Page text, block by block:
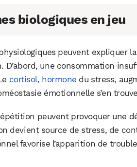
biologiques en jeu
peuvent expliquer
D’abord, une consommation
cortisol, hormone du stress,
émotionnelle s’en
peuvent provoquer une
devient source de stress, de
favorise l’apparition de